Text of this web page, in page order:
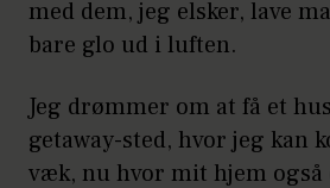
med dem, jeg elsker, lave
bare glo ud i luften.
Jeg drømmer om at få et
getaway-sted, hvor jeg kan
væk, nu hvor mit hjem